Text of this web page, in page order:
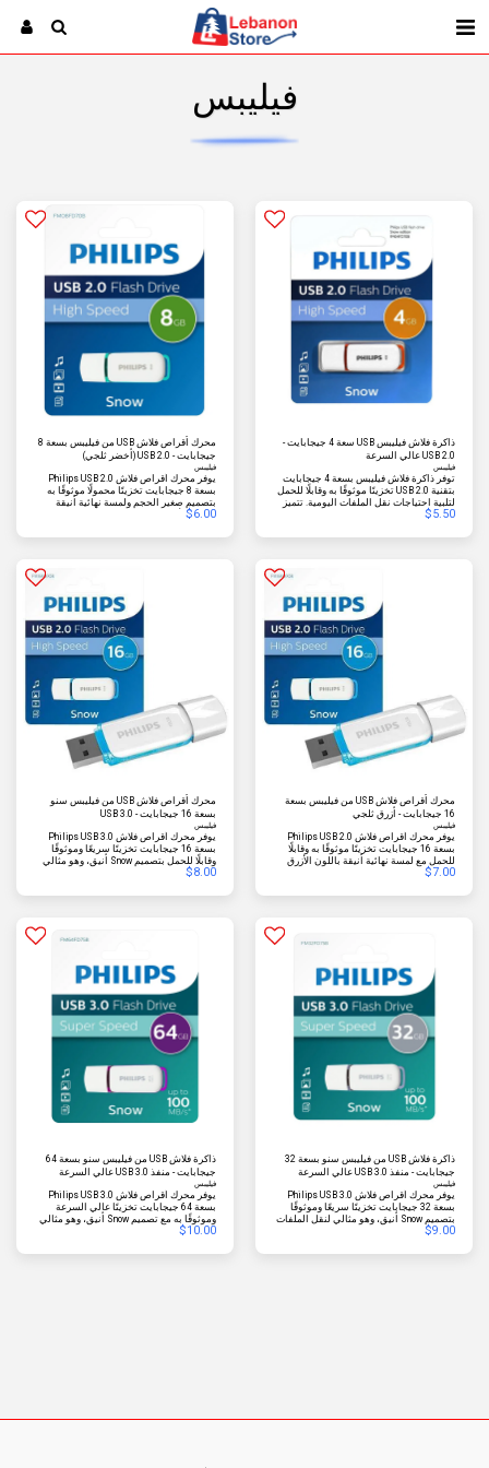
فيليبس
ذاكرة فلاش فيليبس USB سعة 4 جيجابايت -
USB 2.0 عالي السرعة
فيليبس
توفر ذاكرة فلاش فيليبس بسعة 4 جيجابايت
بتقنية USB 2.0 تخزينًا موثوقًا به وقابلًا للحمل
لتلبية احتياجات نقل الملفات اليومية. تتميز
بصغر حجمها وسهولة استخدامها، مما يجعلها
المتعددة والنسخ الاحتياطية.
$5.50
محرك أقراص فلاش USB من فيليبس بسعة 8
جيجابايت - USB 2.0 (أخضر ثلجي)
فيليبس
يوفر محرك أقراص فلاش Philips USB 2.0
بسعة 8 جيجابايت تخزينًا محمولًا موثوقًا به
بتصميم صغير الحجم ولمسة نهائية أنيقة
باللون الأخضر الثلجي، وهو مثالي لنقل
$6.00
محرك أقراص فلاش USB من فيليبس بسعة
16 جيجابايت - أزرق ثلجي
فيليبس
يوفر محرك أقراص فلاش Philips USB 2.0
بسعة 16 جيجابايت تخزينًا موثوقًا به وقابلًا
للحمل مع لمسة نهائية أنيقة باللون الأزرق
الثلجي، وهو مثالي لنقل الملفات اليومية
$7.00
محرك أقراص فلاش USB من فيليبس سنو
بسعة 16 جيجابايت - USB 3.0
فيليبس
يوفر محرك أقراص فلاش Philips USB 3.0
بسعة 16 جيجابايت تخزينًا سريعًا وموثوقًا
وقابلًا للحمل بتصميم Snow أنيق، وهو مثالي
لنقل الملفات السريع ونسخ البيانات
$8.00
ذاكرة فلاش USB من فيليبس سنو بسعة 32
جيجابايت - منفذ USB 3.0 عالي السرعة
فيليبس
يوفر محرك أقراص فلاش Philips USB 3.0
بسعة 32 جيجابايت تخزينًا سريعًا وموثوقًا
بتصميم Snow أنيق، وهو مثالي لنقل الملفات
السريع والنسخ الاحتياطي والاستخدام
$9.00
ذاكرة فلاش USB من فيليبس سنو بسعة 64
جيجابايت - منفذ USB 3.0 عالي السرعة
فيليبس
يوفر محرك أقراص فلاش Philips USB 3.0
بسعة 64 جيجابايت تخزينًا عالي السرعة
وموثوقًا به مع تصميم Snow أنيق، وهو مثالي
لنقل الملفات الكبيرة والنسخ الاحتياطية
$10.00